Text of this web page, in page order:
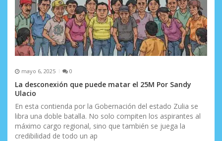
d
a
s
mayo 6, 2025 0
La desconexión que puede matar el 25M Por Sandy
Ulacio
En esta contienda por la Gobernación del estado Zulia se
libra una doble batalla. No solo compiten los aspirantes al
máximo cargo regional, sino que también se juega la
credibilidad de todo un ap